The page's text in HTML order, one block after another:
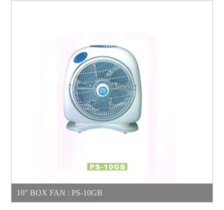
10" BOX FAN : PS-10GB